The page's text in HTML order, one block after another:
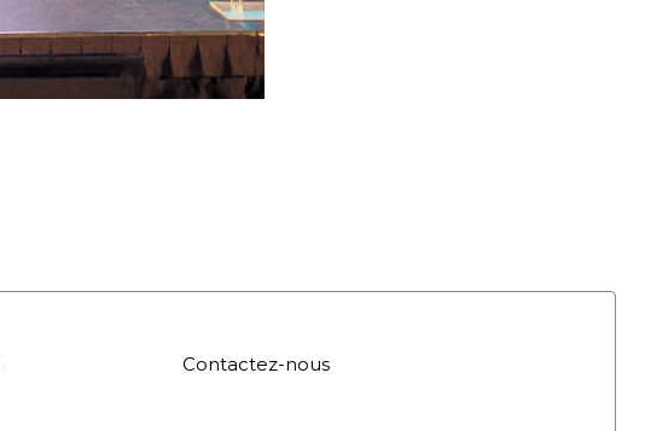
Contactez-nous